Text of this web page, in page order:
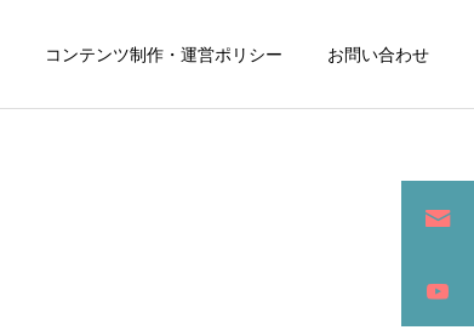
コンテンツ制作・運営ポリシー お問い合わせ